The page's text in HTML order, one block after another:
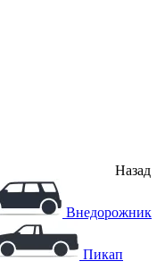
Назад
Внедорожник
Пикап